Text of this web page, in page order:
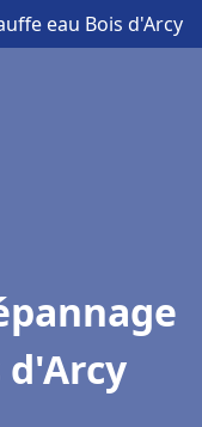
eau Bois d'Arcy